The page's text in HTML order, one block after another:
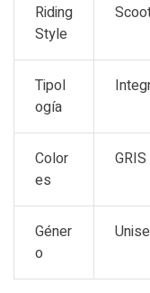
Riding
Style
Tipol
ogía
Color
es
GRIS
Géner
o